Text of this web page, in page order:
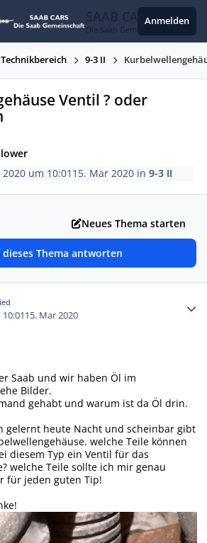
SAAB CARS
Die Saab Gemeinschaft
Anmelden
9-3 II
Ventil ? oder
um 10:01 15. Mar 2020 in9-3 II
Neues Thema starten
dieses Thema antworten
15. Mar 2020
Saab und wir haben Öl im
Bilder.
gehabt und warum ist da Öl drin.
gelernt heute Nacht und scheinbar gibt
welche Teile können
diesem Typ ein Ventil für das
welche Teile sollte ich mir genau
für jeden guten Tip!